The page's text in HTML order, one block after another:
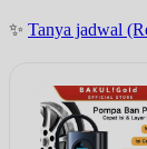
✨ Tanya jadwal